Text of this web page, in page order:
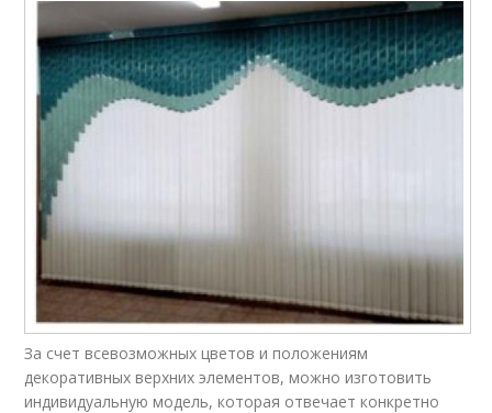
За счет всевозможных цветов и положениям
декоративных верхних элементов, можно изготовить
индивидуальную модель, которая отвечает конкретно